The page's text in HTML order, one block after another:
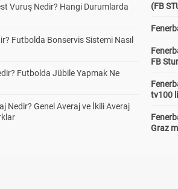
Vuruş Nedir? Hangi Durumlarda
Futbolda Bonservis Sistemi Nasıl
Futbolda Jübile Yapmak Ne
Nedir? Genel Averaj ve İkili Averaj
(FB
FB
tv100
Graz